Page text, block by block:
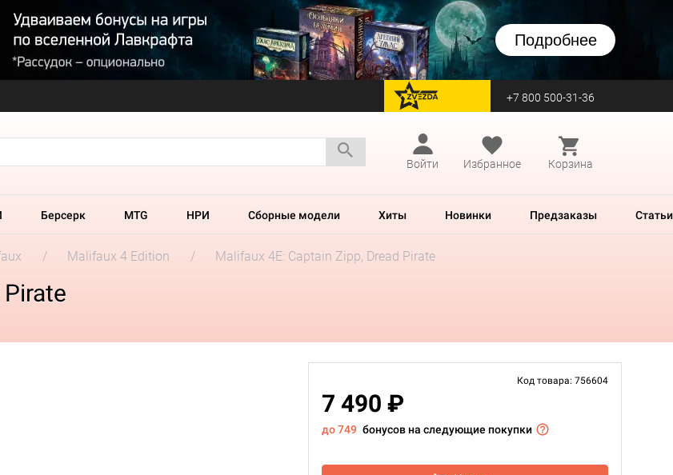
Подробнее
перейти на Zvezda +7 800 500-31-36
Войти
Избранное Корзина
Берсерк MTG НРИ Сборные модели Хиты Новинки Предзаказы Статьи
Malifaux 4 Edition Malifaux 4E: Captain Zipp, Dread Pirate
Код товара: 756604
7 490 ₽
до 749 бонусов на следующие покупки